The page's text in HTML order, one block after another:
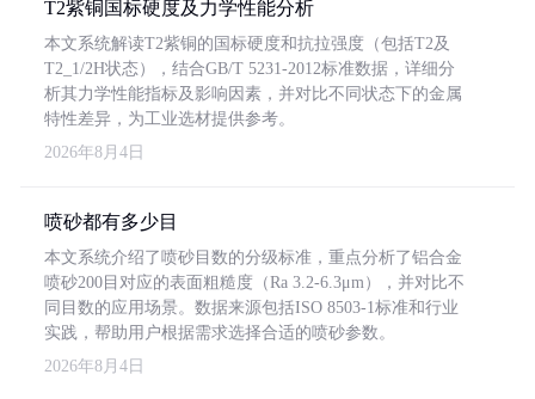
T2紫铜国标硬度及力学性能分析
本文系统解读T2紫铜的国标硬度和抗拉强度（包括T2及
T2_1/2H状态），结合GB/T 5231-2012标准数据，详细分
析其力学性能指标及影响因素，并对比不同状态下的金属
特性差异，为工业选材提供参考。
2026年8月4日
喷砂都有多少目
本文系统介绍了喷砂目数的分级标准，重点分析了铝合金
喷砂200目对应的表面粗糙度（Ra 3.2-6.3μm），并对比不
同目数的应用场景。数据来源包括ISO 8503-1标准和行业
实践，帮助用户根据需求选择合适的喷砂参数。
2026年8月4日